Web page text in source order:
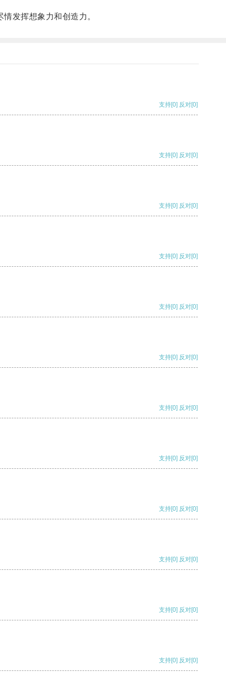
发挥想象力和创造力。
支持[0] 反对[0]
支持[0] 反对[0]
支持[0] 反对[0]
支持[0] 反对[0]
支持[0] 反对[0]
支持[0] 反对[0]
支持[0] 反对[0]
支持[0] 反对[0]
支持[0] 反对[0]
支持[0] 反对[0]
支持[0] 反对[0]
支持[0] 反对[0]